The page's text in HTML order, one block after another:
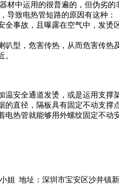
材中运用的很普遍的，但伪劣
导致电热管短路的原因有这种：
事故，且曝露在空气中，发烫
型，危害传热，从而危害传热
。
安全通道发烫，或是运用支撑
直径，隔板具有固定不动支
电热管就能够用外螺纹固定不
姐 地址：深圳市宝安区沙井镇